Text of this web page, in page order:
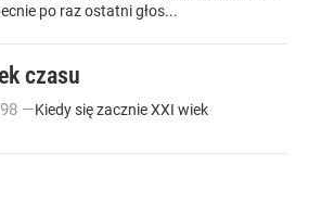
po raz ostatni głos...
czasu
—Kiedy się zacznie XXI wiek